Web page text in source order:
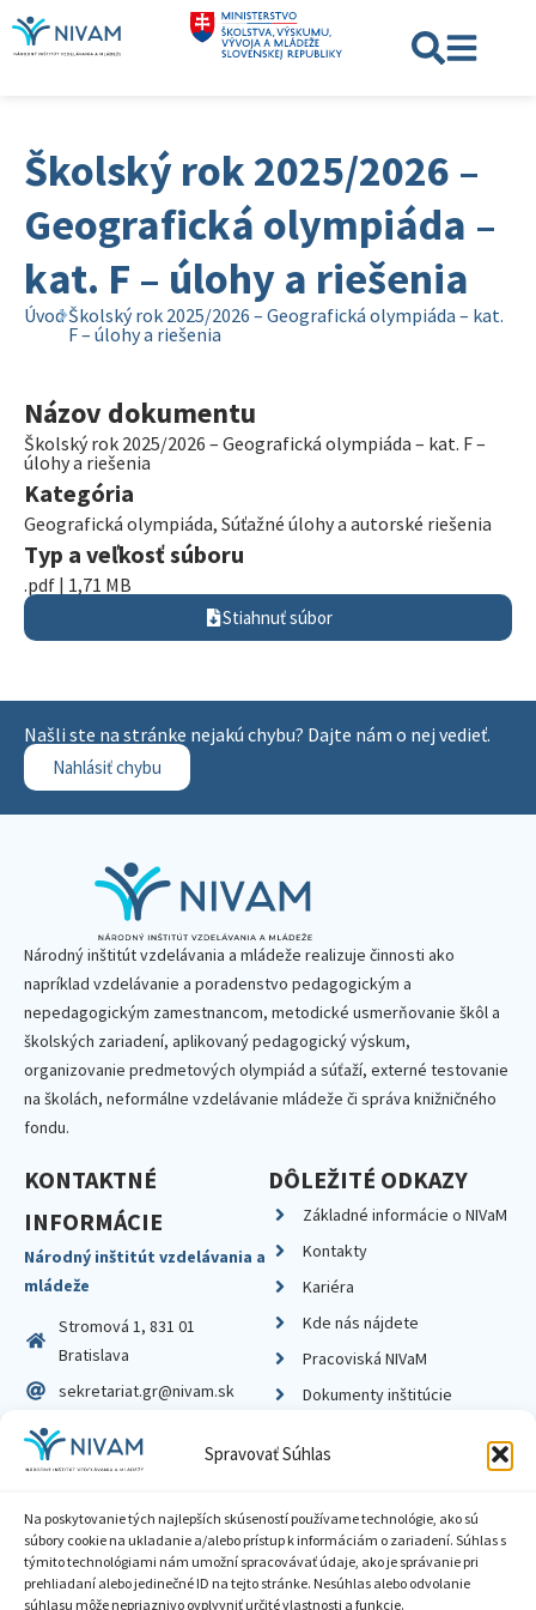
Spravovať Súhlas
Na poskytovanie tých najlepších skúseností používame technológie, ako sú
súbory cookie na ukladanie a/alebo prístup k informáciám o zariadení. Súhlas s
týmito technológiami nám umožní spracovávať údaje, ako je správanie pri
prehliadaní alebo jedinečné ID na tejto stránke. Nesúhlas alebo odvolanie
súhlasu môže nepriaznivo ovplyvniť určité vlastnosti a funkcie.
Školský rok 2025/2026 –
Geografická olympiáda –
kat. F – úlohy a riešenia
Úvod Školský rok 2025/2026 – Geografická olympiáda – kat.
F – úlohy a riešenia
Názov dokumentu
Školský rok 2025/2026 – Geografická olympiáda – kat. F –
úlohy a riešenia
Kategória
Geografická olympiáda, Súťažné úlohy a autorské riešenia
Typ a veľkosť súboru
.pdf | 1,71 MB
Stiahnuť súbor
Našli ste na stránke nejakú chybu? Dajte nám o nej vedieť.
Nahlásiť chybu
Národný inštitút vzdelávania a mládeže realizuje činnosti ako
napríklad vzdelávanie a poradenstvo pedagogickým a
nepedagogickým zamestnancom, metodické usmerňovanie škôl a
školských zariadení, aplikovaný pedagogický výskum,
organizovanie predmetových olympiád a súťaží, externé testovanie
na školách, neformálne vzdelávanie mládeže či správa knižničného
fondu.
KONTAKTNÉ
INFORMÁCIE
Národný inštitút vzdelávania a
mládeže
Stromová 1, 831 01
Bratislava
sekretariat.gr@nivam.sk
IČO: 00164348
DIČ: 2020798714
DÔLEŽITÉ ODKAZY
Základné informácie o NIVaM
Kontakty
Kariéra
Kde nás nájdete
Pracoviská NIVaM
Dokumenty inštitúcie
Zásady ochrany súkromia